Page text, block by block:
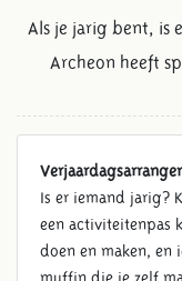
Als je jarig bent, is
Archeon heeft
Is er iemand jarig?
een activiteitenpas
doen en maken, en